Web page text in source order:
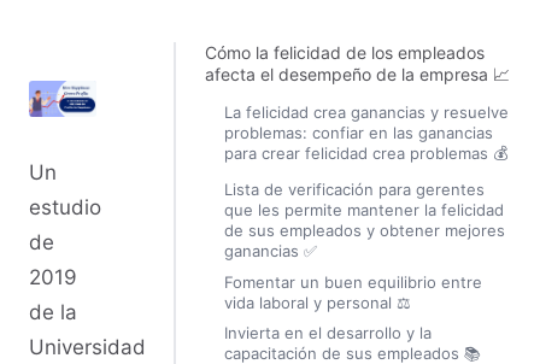
Un
estudio
de
2019
de la
Universidad
Cómo la felicidad de los empleados
afecta el desempeño de la empresa 📈
La felicidad crea ganancias y resuelve
problemas: confiar en las ganancias
para crear felicidad crea problemas 💰
Lista de verificación para gerentes
que les permite mantener la felicidad
de sus empleados y obtener mejores
ganancias ✅
Fomentar un buen equilibrio entre
vida laboral y personal ⚖️
Invierta en el desarrollo y la
capacitación de sus empleados 📚